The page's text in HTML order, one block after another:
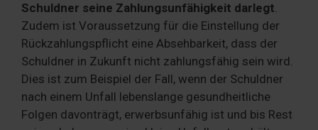
Schuldner seine Zahlungsunfähigkeit darlegt.
Zudem ist Voraussetzung für die Einstellung der
Rückzahlungspflicht eine Absehbarkeit, dass der
Schuldner in Zukunft nicht zahlungsfähig sein wird.
Dies ist zum Beispiel der Fall, wenn der Schuldner
nach einem Unfall lebenslange gesundheitliche
Folgen davonträgt, erwerbsunfähig ist und bis Rest